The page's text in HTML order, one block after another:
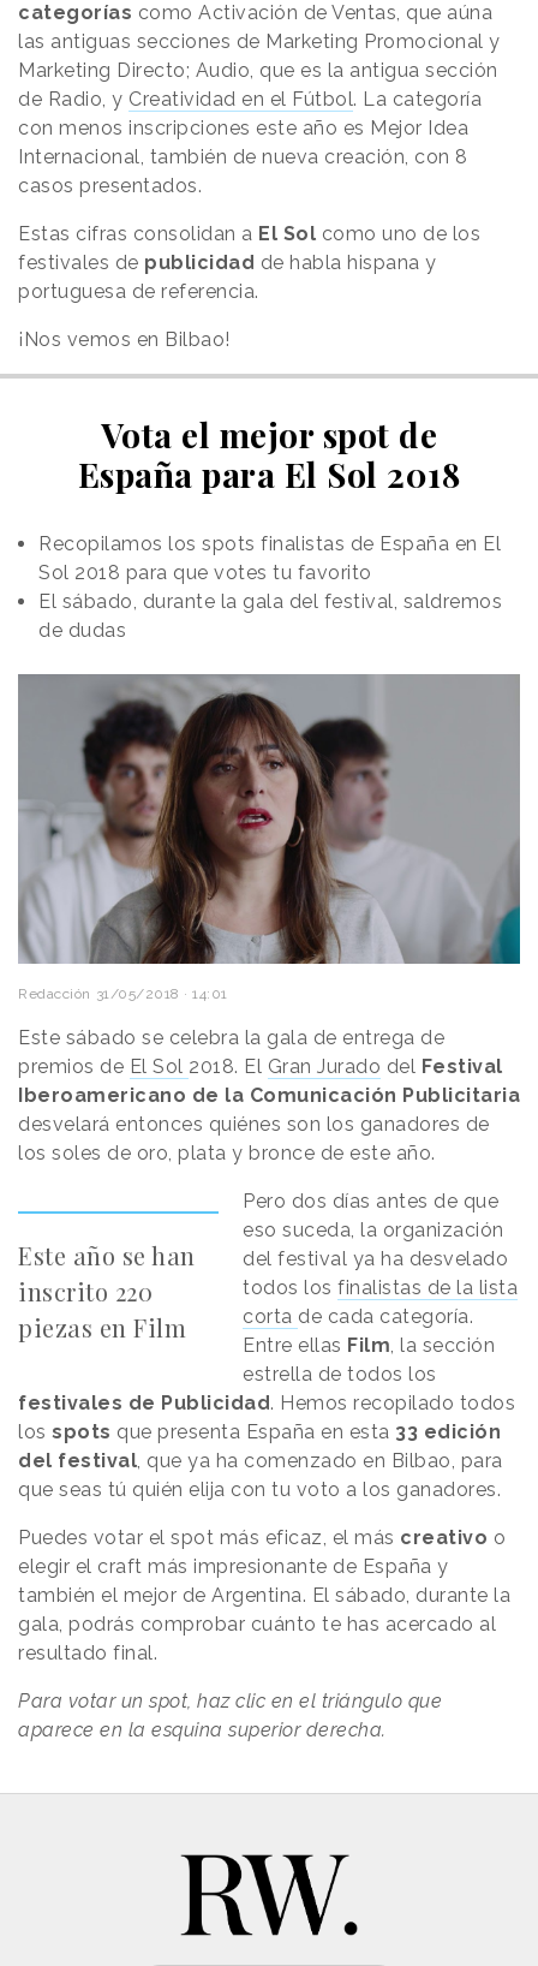
categorías como Activación de Ventas, que aúna
las antiguas secciones de Marketing Promocional y
Marketing Directo; Audio, que es la antigua sección
de Radio, y Creatividad en el Fútbol. La categoría
con menos inscripciones este año es Mejor Idea
Internacional, también de nueva creación, con 8
casos presentados.
Estas cifras consolidan a El Sol como uno de los
festivales de publicidad de habla hispana y
portuguesa de referencia.
¡Nos vemos en Bilbao!
Vota el mejor spot de
España para El Sol 2018
Recopilamos los spots finalistas de España en El
Sol 2018 para que votes tu favorito
El sábado, durante la gala del festival, saldremos
de dudas
Redacción 31/05/2018 · 14:01
Este sábado se celebra la gala de entrega de
premios de El Sol 2018. El Gran Jurado del Festival
Iberoamericano de la Comunicación Publicitaria
desvelará entonces quiénes son los ganadores de
los soles de oro, plata y bronce de este año.
Este año se han
inscrito 220
piezas en Film
Pero dos días antes de que
eso suceda, la organización
del festival ya ha desvelado
todos losfinalistas de la lista
corta de cada categoría.
Entre ellas Film, la sección
estrella de todos los
festivales de Publicidad. Hemos recopilado todos
los spots que presenta España en esta 33 edición
del festival, que ya ha comenzado en Bilbao, para
que seas tú quién elija con tu voto a los ganadores.
Puedes votar el spot más eficaz, el más creativo o
elegir el craft más impresionante de España y
también el mejor de Argentina. El sábado, durante la
gala, podrás comprobar cuánto te has acercado al
resultado final.
Para votar un spot, haz clic en el triángulo que
aparece en la esquina superior derecha.